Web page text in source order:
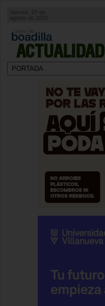
ACTUALIDAD
agosto de 2026